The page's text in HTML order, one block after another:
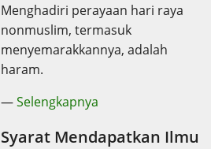
Menghadiri perayaan hari raya
nonmuslim, termasuk
menyemarakkannya, adalah
haram.
—Selengkapnya
Syarat Mendapatkan Ilmu